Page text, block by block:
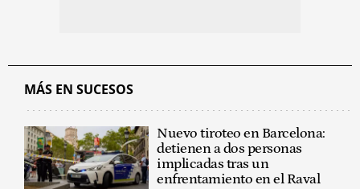
MÁS EN SUCESOS
Nuevo tiroteo en Barcelona:
detienen a dos personas
implicadas tras un
enfrentamiento en el Raval